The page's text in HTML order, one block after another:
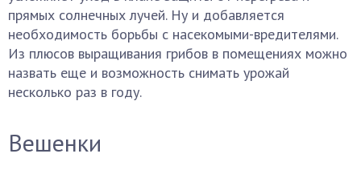
прямых солнечных лучей. Ну и добавляется
необходимость борьбы с насекомыми-вредителями.
Из плюсов выращивания грибов в помещениях можно
назвать еще и возможность снимать урожай
несколько раз в году.
Вешенки